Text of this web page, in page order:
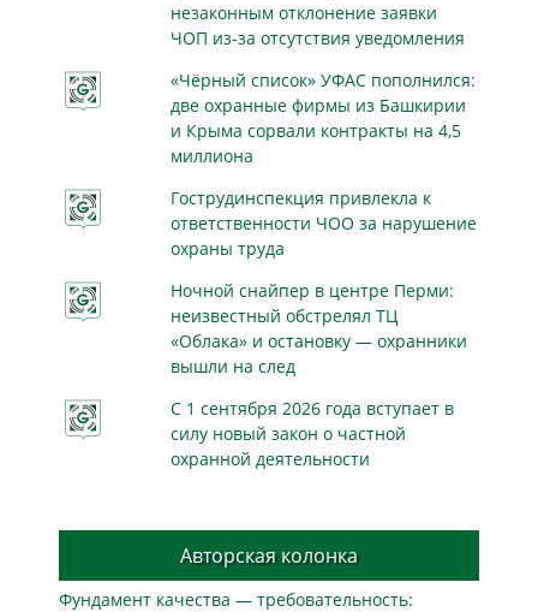
незаконным отклонение заявки
ЧОП из-за отсутствия уведомления
«Чёрный список» УФАС пополнился:
две охранные фирмы из Башкирии
и Крыма сорвали контракты на 4,5
миллиона
Гострудинспекция привлекла к
ответственности ЧОО за нарушение
охраны труда
Ночной снайпер в центре Перми:
неизвестный обстрелял ТЦ
«Облака» и остановку — охранники
вышли на след
С 1 сентября 2026 года вступает в
силу новый закон о частной
охранной деятельности
Авторская колонка
Фундамент качества — требовательность: